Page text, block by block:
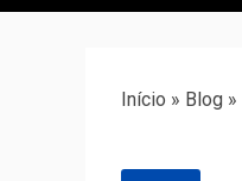
Início » Blog »